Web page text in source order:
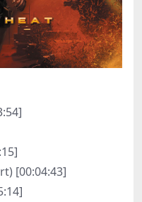
[00:04:43]